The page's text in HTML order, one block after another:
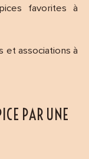
favorites à
et associations à
PAR UNE